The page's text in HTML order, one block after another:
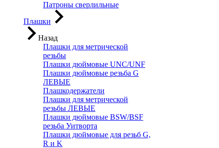
Патроны сверлильные
Плашки
Назад
Плашки для метрической
резьбы
Плашки дюймовые UNC/UNF
Плашки дюймовые резьба G
ЛЕВЫЕ
Плашкодержатели
Плашки для метрической
резьбы ЛЕВЫЕ
Плашки дюймовые BSW/BSF
резьба Уитворта
Плашки дюймовые для резьб G,
R и K